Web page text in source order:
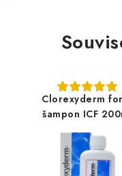
Clorexyderm
šampon ICF